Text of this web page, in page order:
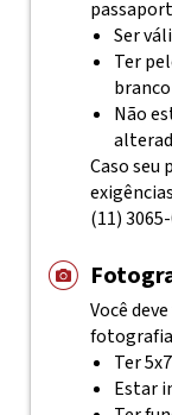
Ser
Ter
branco
Não
Caso seu
(11)
Você
fotografia
Ter
Estar